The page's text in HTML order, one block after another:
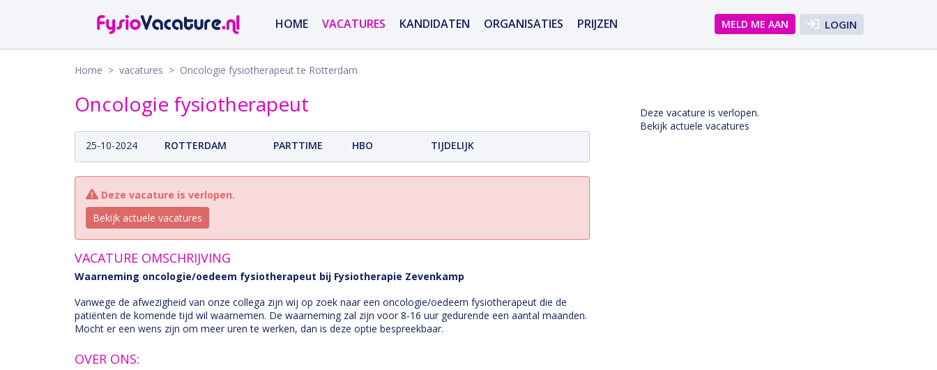
HOME VACATURES KANDIDATEN ORGANISATIES PRIJZEN LOGIN
MELD ME AAN
Home > vacatures > Oncologie fysiotherapeut te Rotterdam
Oncologie fysiotherapeut
25-10-2024 ROTTERDAM PARTTIME HBO TIJDELIJK
Deze vacature is verlopen.
Bekijk actuele vacatures
VACATURE OMSCHRIJVING
Waarneming oncologie/oedeem fysiotherapeut bij Fysiotherapie Zevenkamp
Vanwege de afwezigheid van onze collega zijn wij op zoek naar een oncologie/oedeem fysiotherapeut die de
patiënten de komende tijd wil waarnemen. De waarneming zal zijn voor 8-16 uur gedurende een aantal maanden.
Mocht er een wens zijn om meer uren te werken, dan is deze optie bespreekbaar.
OVER ONS:
Deze vacature is verlopen.
Bekijk actuele vacatures